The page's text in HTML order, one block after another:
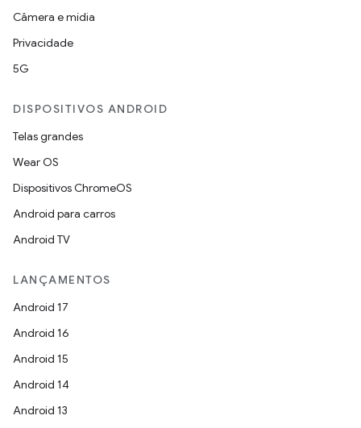
Câmera e mídia
Privacidade
5G
DISPOSITIVOS ANDROID
Telas grandes
Wear OS
Dispositivos ChromeOS
Android para carros
Android TV
LANÇAMENTOS
Android 17
Android 16
Android 15
Android 14
Android 13